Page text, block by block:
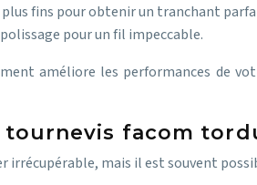
plus fins pour obtenir un tranchant
pour un fil impeccable.
améliore les performances de
tournevis facom
mais il est souvent